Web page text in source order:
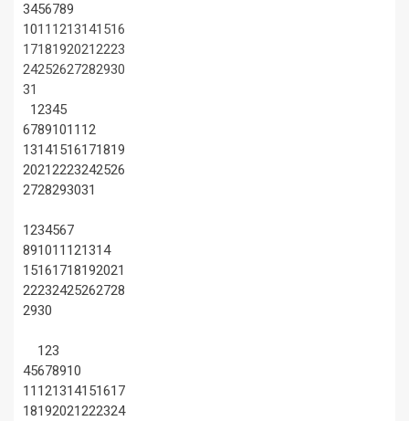
3456789
1011 1213141516
17181920212223
24252627282930
31
12345
67891011 12
13141516171819
20212223242526
2728293031
1234567
891011 121314
15161718192021
22232425262728
2930
123
45678910
11 121314151617
18192021222324